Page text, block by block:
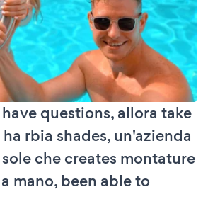
questions, allora take
rbia shades, un'azienda
che creates montature
mano, been able to